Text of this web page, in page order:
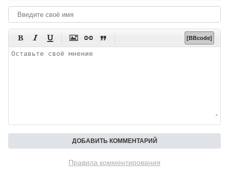
      [BBcode]
Правила комментирования